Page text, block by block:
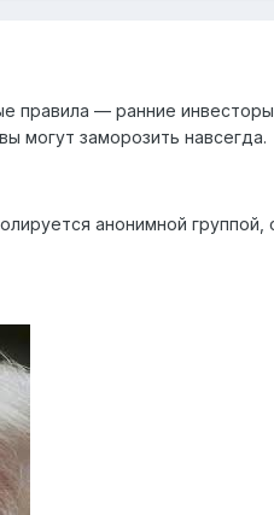
правила — ранние
могут заморозить навсегда.
анонимной группой,